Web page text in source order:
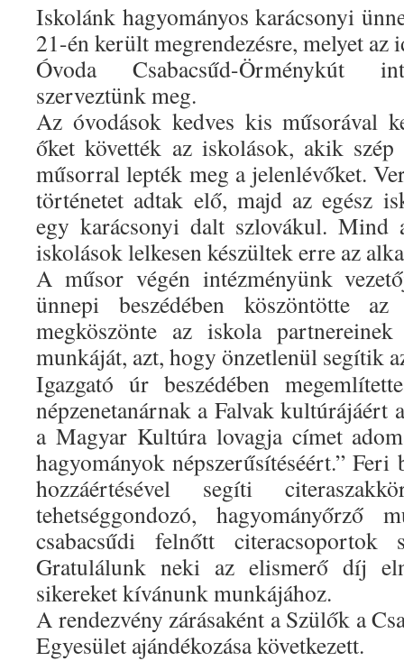
Iskolánk hagyományos karácsonyi
21-én került megrendezésre, melyet az
Óvoda Csabacsűd-Örménykút
szerveztünk meg.
Az óvodások kedves kis műsorával
őket követték az iskolások, akik
műsorral lepték meg a jelenlévőket.
történetet adtak elő, majd az egész
egy karácsonyi dalt szlovákul. Mind
iskolások lelkesen készültek erre az
A műsor végén intézményünk
ünnepi beszédében köszöntötte
megköszönte az iskola
munkáját, azt, hogy önzetlenül segítik
Igazgató úr beszédében
népzenetanárnak a Falvak kultúrájáért
a Magyar Kultúra lovagja címet
hagyományok népszerűsítéséért.” Feri
hozzáértésével segíti
tehetséggondozó, hagyományőrző
csabacsűdi felnőtt citeracsoportok
Gratulálunk neki az elismerő díj
sikereket kívánunk munkájához.
A rendezvény zárásaként a Szülők a
Egyesület ajándékozása következett.